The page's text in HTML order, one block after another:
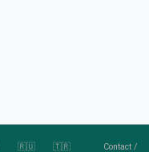
🇷🇺 🇹🇷 Contact/